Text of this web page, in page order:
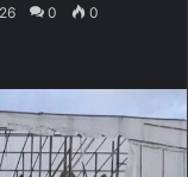
0 0